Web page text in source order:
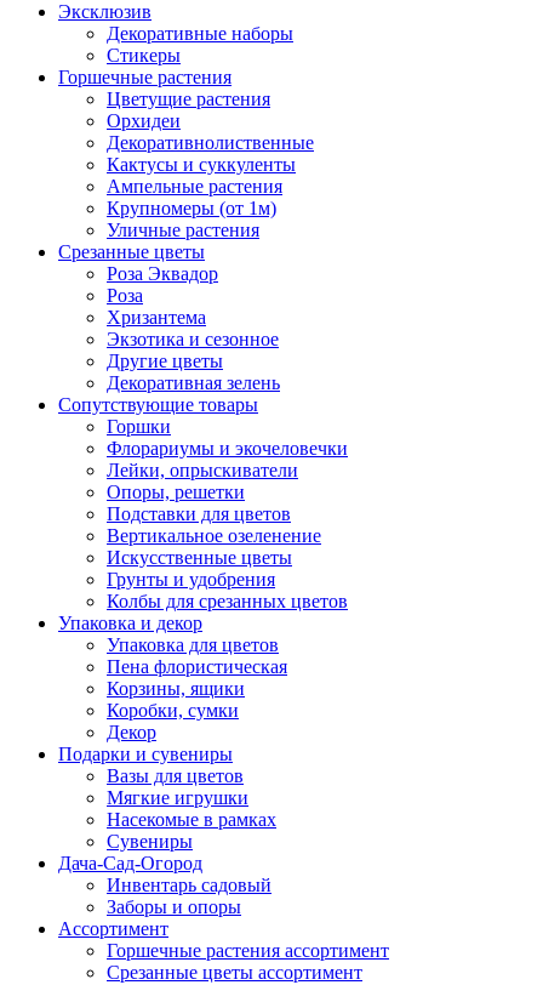
Эксклюзив
Декоративные наборы
Стикеры
Горшечные растения
Цветущие растения
Орхидеи
Декоративнолиственные
Кактусы и суккуленты
Ампельные растения
Крупномеры (от 1м)
Уличные растения
Срезанные цветы
Роза Эквадор
Роза
Хризантема
Экзотика и сезонное
Другие цветы
Декоративная зелень
Сопутствующие товары
Горшки
Флорариумы и экочеловечки
Лейки, опрыскиватели
Опоры, решетки
Подставки для цветов
Вертикальное озеленение
Искусственные цветы
Грунты и удобрения
Колбы для срезанных цветов
Упаковка и декор
Упаковка для цветов
Пена флористическая
Корзины, ящики
Коробки, сумки
Декор
Подарки и сувениры
Вазы для цветов
Мягкие игрушки
Насекомые в рамках
Сувениры
Дача-Сад-Огород
Инвентарь садовый
Заборы и опоры
Ассортимент
Горшечные растения ассортимент
Срезанные цветы ассортимент